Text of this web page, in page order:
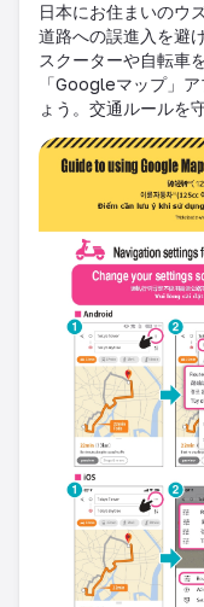
日本にお住まいのウ
道路への誤進入を避
スクーターや自転車
「Googleマップ」
ょう。交通ルールを